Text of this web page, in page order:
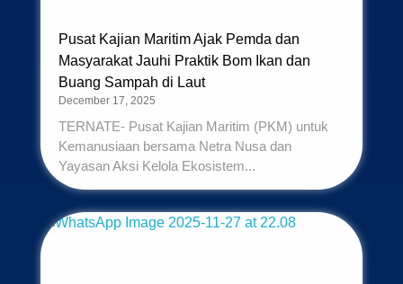
Pusat Kajian Maritim Ajak Pemda dan
Masyarakat Jauhi Praktik Bom Ikan dan
Buang Sampah di Laut
December 17, 2025
TERNATE- Pusat Kajian Maritim (PKM) untuk
Kemanusiaan bersama Netra Nusa dan
Yayasan Aksi Kelola Ekosistem...